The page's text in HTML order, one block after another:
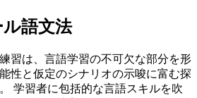
語文法
習は、言語学習の不可欠な部分を形
性と仮定のシナリオの示唆に富む探
学習者に包括的な言語スキルを吹